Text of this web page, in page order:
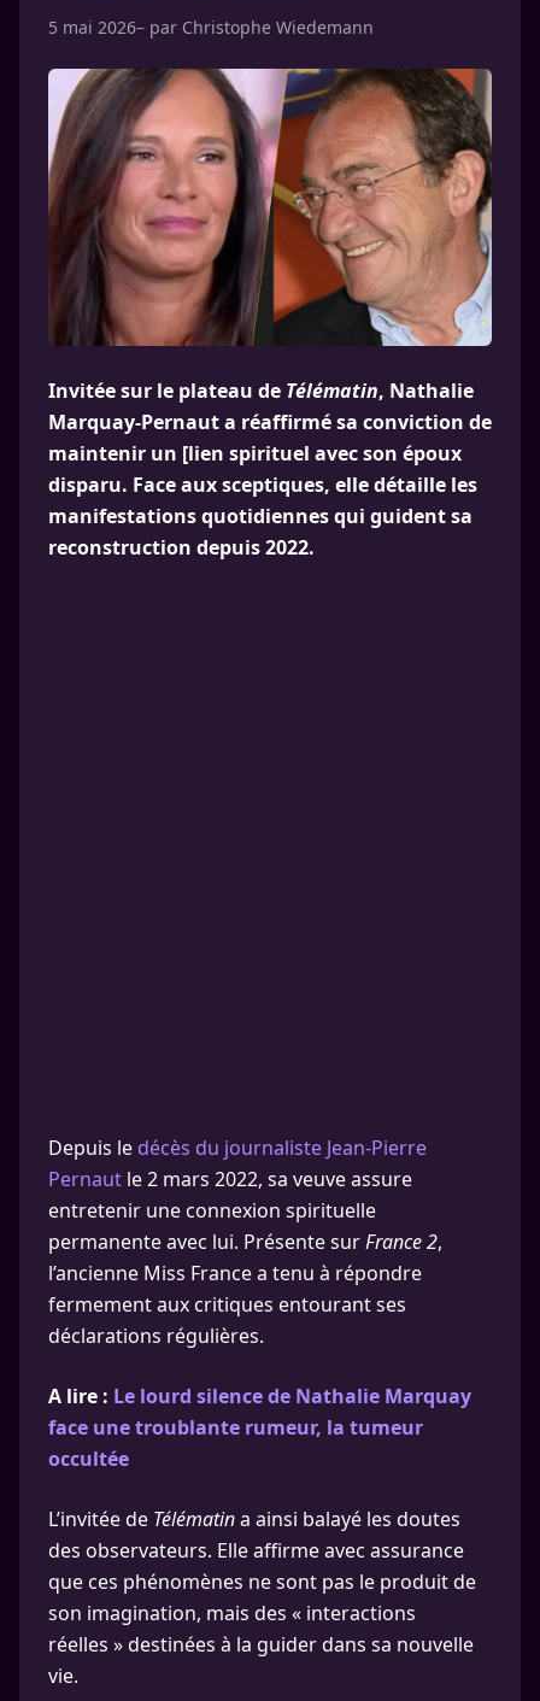
5 mai 2026– par Christophe Wiedemann
Invitée sur le plateau de Télématin, Nathalie
Marquay-Pernaut a réaffirmé sa conviction de
maintenir un [lien spirituel avec son époux
disparu. Face aux sceptiques, elle détaille les
manifestations quotidiennes qui guident sa
reconstruction depuis 2022.
Depuis le décès du journaliste Jean-Pierre
Pernaut le 2 mars 2022, sa veuve assure
entretenir une connexion spirituelle
permanente avec lui. Présente surFrance 2,
l’ancienne Miss France a tenu à répondre
fermement aux critiques entourant ses
déclarations régulières.
A lire : Le lourd silence de Nathalie Marquay
face une troublante rumeur, la tumeur
occultée
L’invitée de Télématina ainsi balayé les doutes
des observateurs. Elle affirme avec assurance
que ces phénomènes ne sont pas le produit de
son imagination, mais des « interactions
réelles » destinées à la guider dans sa nouvelle
vie.